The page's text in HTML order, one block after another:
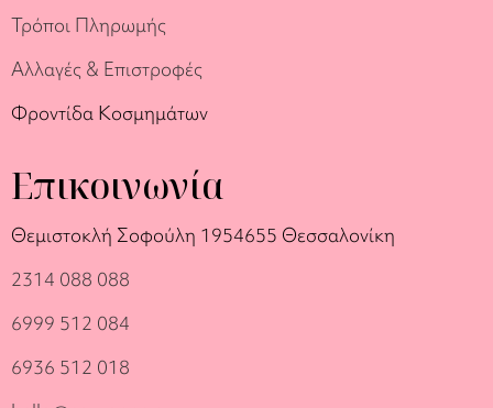
Τρόποι Πληρωμής
Αλλαγές & Επιστροφές
Φροντίδα Κοσμημάτων
Επικοινωνία
Θεμιστοκλή Σοφούλη 1954655 Θεσσαλονίκη
2314 088 088
6999 512 084
6936 512 018